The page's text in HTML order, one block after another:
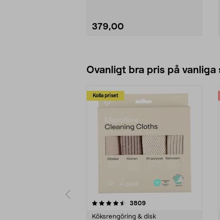
379,00
Ovanligt bra pris på vanliga
Kolla priset
3809recensioner
Köksrengöring & disk
4.0av 5 stjärnor